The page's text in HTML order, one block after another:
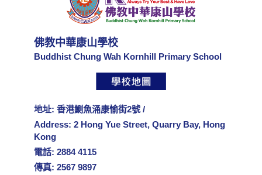
佛教中華康山學校
Buddhist Chung Wah Kornhill Primary School
地址: 香港鰂魚涌康愉街2號 /
Address: 2 Hong Yue Street, Quarry Bay, Hong
Kong
電話: 2884 4115
傳真: 2567 9897